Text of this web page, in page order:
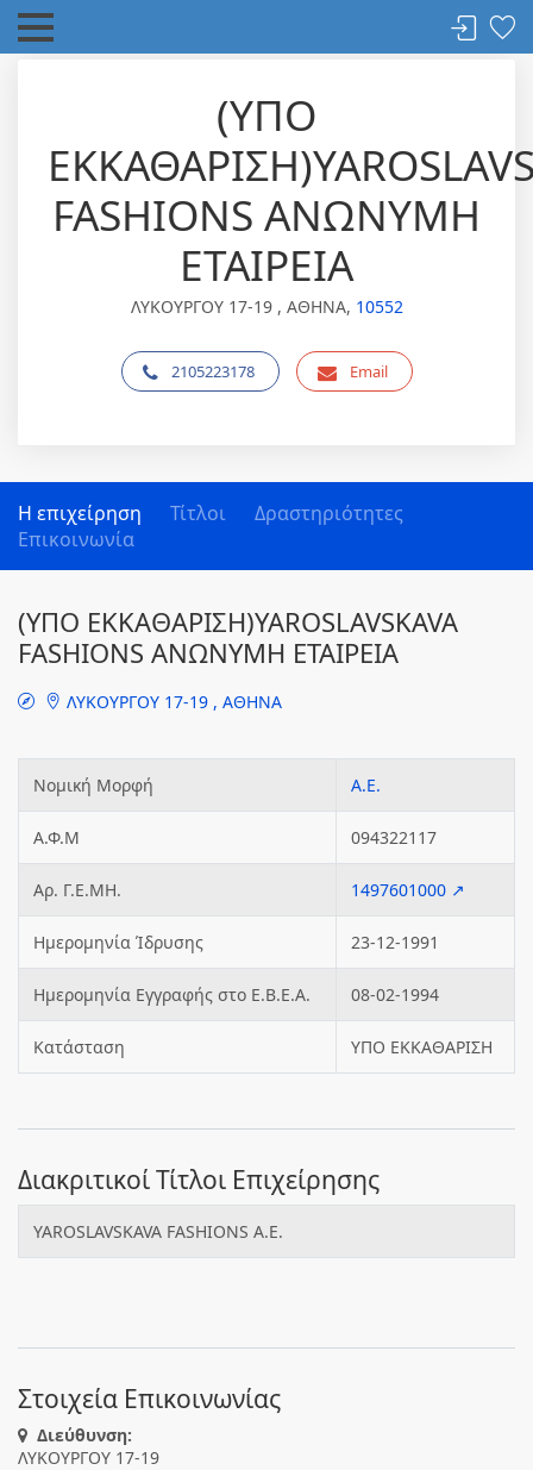
(ΥΠΟ
FASHIONS ΑΝΩΝΥΜΗ
ΕΤΑΙΡΕΙΑ
ΛΥΚΟΥΡΓΟΥ 17-19 , ΑΘΗΝΑ, 10552
2105223178 Email
Η επιχείρηση Τίτλοι
Δραστηριότητες
Επικοινωνία
(ΥΠΟ ΕΚΚΑΘΑΡΙΣΗ)YAROSLAVSKAVA
FASHIONS ΑΝΩΝΥΜΗ ΕΤΑΙΡΕΙΑ
ΛΥΚΟΥΡΓΟΥ 17-19 , ΑΘΗΝΑ
Νομική Μορφή Α.Ε.
Α.Φ.Μ 094322117
Αρ. Γ.Ε.ΜΗ. 1497601000 ↗
Ημερομηνία Ίδρυσης 23-12-1991
Ημερομηνία Εγγραφής στο Ε.Β.Ε.Α. 08-02-1994
Κατάσταση ΥΠΟ ΕΚΚΑΘΑΡΙΣΗ
Διακριτικοί Τίτλοι Επιχείρησης
YAROSLAVSKAVA FASHIONS Α.Ε.
Στοιχεία Επικοινωνίας
Διεύθυνση:
ΛΥΚΟΥΡΓΟΥ 17-19